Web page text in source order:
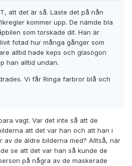
att det är så. Läste det på nån
kommer upp. De nämde bla
som torskade dit. Han är
fotad hur många gånger som
alltid hade keps och glasögon
han alltid undan.
Vi får Ringa farbror blå och
vagt. Var det inte så att de
att det var han och att han i
av de äldre bilderna med? Alltså, när
se att det var han så kunde de
på några av de maskerade